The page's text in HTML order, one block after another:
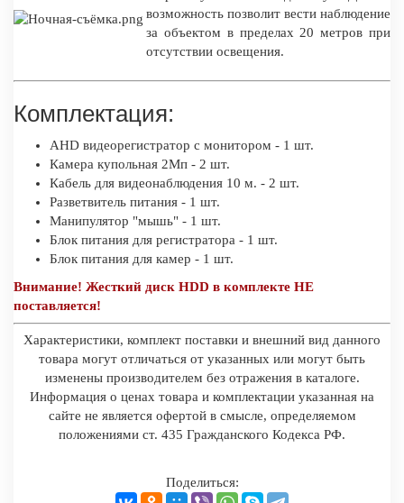
возможность позволит вести наблюдение
за объектом в пределах 20 метров при
отсутствии освещения.
Комплектация:
AHD видеорегистратор с монитором - 1 шт.
Камера купольная 2Мп - 2 шт.
Кабель для видеонаблюдения 10 м. - 2 шт.
Разветвитель питания - 1 шт.
Манипулятор "мышь" - 1 шт.
Блок питания для регистратора - 1 шт.
Блок питания для камер - 1 шт.
Внимание! Жесткий диск HDD в комплекте НЕ
поставляется!
Характеристики, комплект поставки и внешний вид данного
товара могут отличаться от указанных или могут быть
изменены производителем без отражения в каталоге.
Информация о ценах товара и комплектации указанная на
сайте не является офертой в смысле, определяемом
положениями ст. 435 Гражданского Кодекса РФ.
Поделиться: